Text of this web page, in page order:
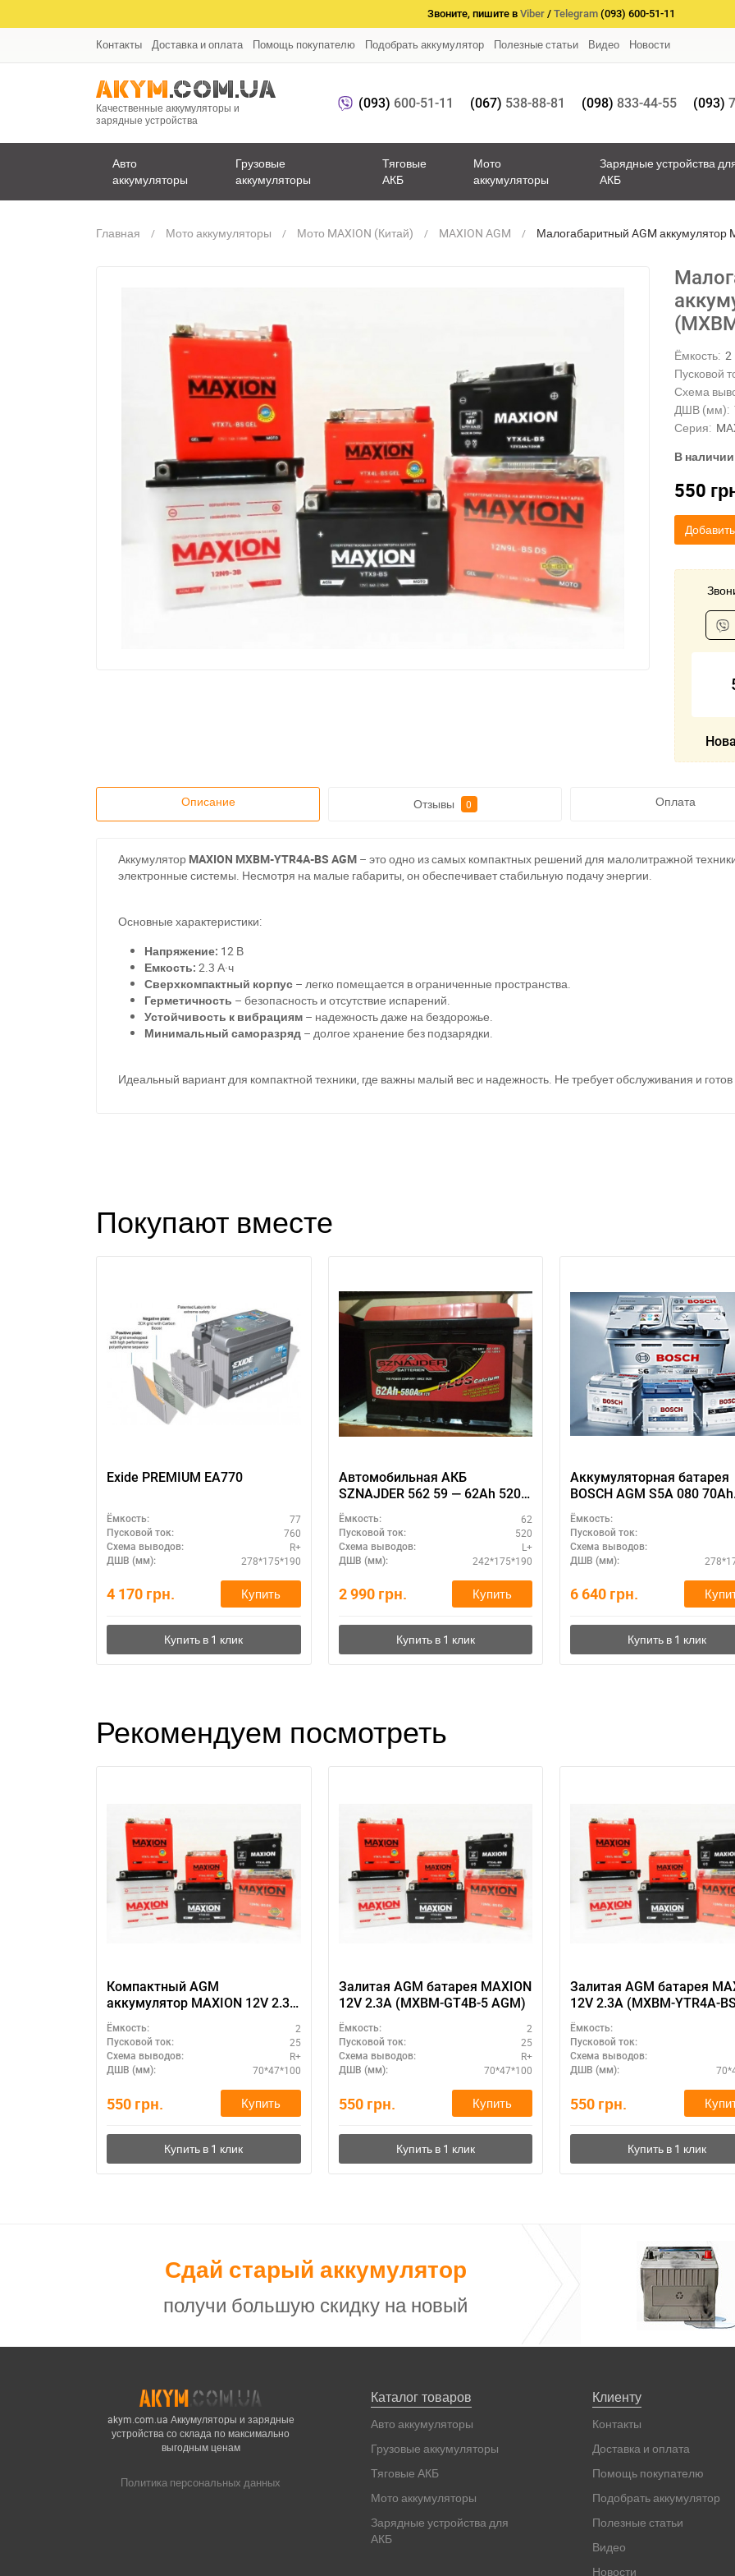
Звоните, пишите в Viber / Telegram (093) 600-51-11
Контакты Доставка и оплата Помощь покупателю Подобрать аккумулятор Полезные статьи Видео Новости
Качественные аккумуляторы и
зарядные устройства
(093) 600-51-11 (067) 538-88-81 (098) 833-44-55 (093)
Авто
аккумуляторы
Грузовые
аккумуляторы
Тяговые
АКБ
Мото
аккумуляторы
Зарядные устройства
АКБ
Главная Мото аккумуляторы Мото MAXION (Китай) MAXION AGM Малогабаритный AGM аккумулятор
Ёмкость: 2
Пусковой
Схема
ДШВ (мм):
Серия:
В наличии
550
Описание Отзывы 0 Оплата
Аккумулятор MAXION MXBM-YTR4A-BS AGM – это одно из самых компактных решений для малолитражной
электронные системы. Несмотря на малые габариты, он обеспечивает стабильную подачу энергии.
Основные характеристики:
Напряжение: 12 В
Емкость: 2.3 А·ч
Сверхкомпактный корпус – легко помещается в ограниченные пространства.
Герметичность – безопасность и отсутствие испарений.
Устойчивость к вибрациям – надежность даже на бездорожье.
Минимальный саморазряд – долгое хранение без подзарядки.
Идеальный вариант для компактной техники, где важны малый вес и надежность. Не требует обслуживания и готов
Покупают вместе
Exide PREMIUM EA770
Ёмкость: 77
Пусковой ток: 760
Схема выводов: R+
ДШВ (мм): 278*175*190
4 170 грн. Купить
Автомобильная АКБ
SZNAJDER 562 59 — 62Ah 520A
(L+), для бензиновых моторов
Ёмкость: 62
Пусковой ток: 520
Схема выводов: L+
ДШВ (мм): 242*175*190
2 990 грн. Купить
Аккумуляторная батарея
BOSCH AGM S5A 080 70Ah
полярность R+ – премиум-
сегмент
Ёмкость:
Пусковой ток:
Схема выводов:
ДШВ (мм):
6 640 грн.
Рекомендуем посмотреть
Компактный AGM
аккумулятор MAXION 12V 2.3A
(MXBM-GT4B-5 AGM)
Ёмкость: 2
Пусковой ток: 25
Схема выводов: R+
ДШВ (мм): 70*47*100
550 грн. Купить
Залитая AGM батарея MAXION
12V 2.3A (MXBM-GT4B-5 AGM)
Ёмкость: 2
Пусковой ток: 25
Схема выводов: R+
ДШВ (мм): 70*47*100
550 грн. Купить
Залитая AGM батарея
12V 2.3A (MXBM-YTR4A-
AGM)
Ёмкость:
Пусковой ток:
Схема выводов:
ДШВ (мм):
550 грн.
Сдай старый аккумулятор
получи большую скидку на новый
akym.com.ua Аккумуляторы и зарядные
устройства со склада по максимально
выгодным ценам
Политика персональных данных
Каталог товаров
Авто аккумуляторы
Грузовые аккумуляторы
Тяговые АКБ
Мото аккумуляторы
Зарядные устройства для
АКБ
Клиенту
Контакты
Доставка и оплата
Помощь покупателю
Подобрать аккумулятор
Полезные статьи
Видео
Новости
При отсутствии связи - пишите, звоните в Viber / Telegram (093) 600-
Написать в Viber Написать в Telegram